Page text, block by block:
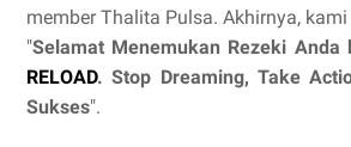
member Thalita Pulsa. Akhirnya,
"Selamat Menemukan Rezeki Anda
RELOAD. Stop Dreaming, Take
Sukses".